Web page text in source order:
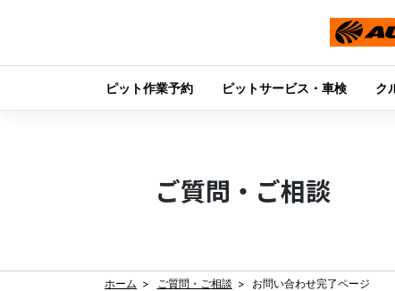
ピット作業予約 ピットサービス・車検 ク
ご質問・ご相談
ホーム ご質問・ご相談 お問い合わせ完了ページ